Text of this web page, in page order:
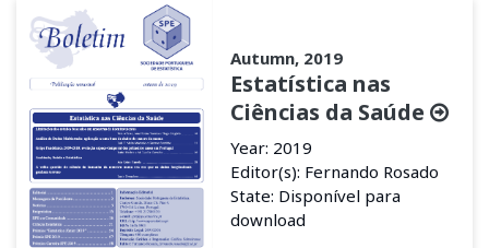
Autumn, 2019
Estatística nas
Ciências da Saúde
Year: 2019
Editor(s): Fernando Rosado
State: Disponível para
download